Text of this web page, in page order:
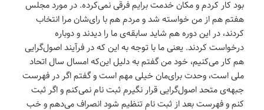
بود کار کردم و مکان خدمت برایم فرقی نمی‌کرده. در مورد مجلس
هفتم هم از من خواسته شد و مردم هم با رای‌شان مرا انتخاب
کردند‌، در این دوره هم شاید سابقه‌ی ما را دیدند و دوباره
درخواست کردند. یعنی ما با توجه به این که در فرآیند اصول‌گرایی
هم کار می‌کنیم، خود من گفتم به دلیل این‌که امسال سال اتحاد
ملی است، وحدت برای‌مان خیلی مهم است و گفتم اگر در فهرست
جبهه‌ی متحد اصول‌گرایی قرار نگیرم ثبت نام نمی‌کنم و اگر ثبت
کنم و فهرست بعد از ثبت نام تنظیم شود انصراف می‌دهم و خب